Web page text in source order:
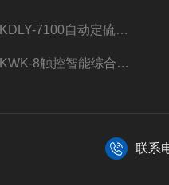
TKDLY-7100自动定硫仪自动送样测硫仪触控操作
TKWK-8触控智能综合吸附仪煤炭活性炭测定
联系